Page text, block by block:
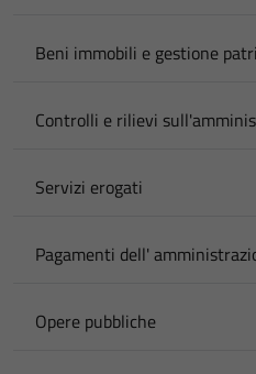
Beni immobili e gestione
Controlli e rilievi
Servizi erogati
Pagamenti dell'
Opere pubbliche